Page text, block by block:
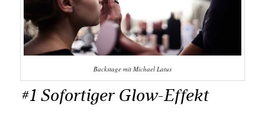
Backstage mit Michael Latus
#1 Sofortiger Glow-Effekt